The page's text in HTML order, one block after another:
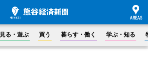
見る・遊ぶ 買う 暮らす・働く 学ぶ・知る